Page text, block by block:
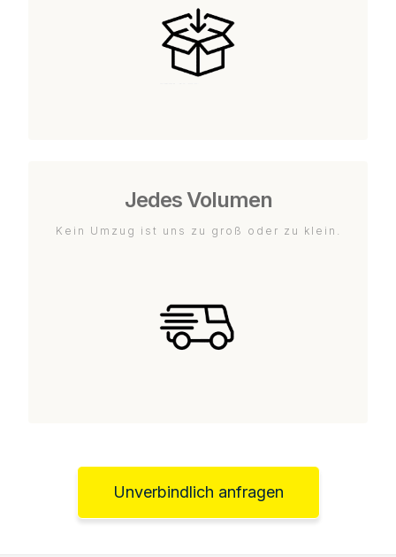
Jedes Volumen
Kein Umzug ist uns zu groß oder zu klein.
Unverbindlich anfragen